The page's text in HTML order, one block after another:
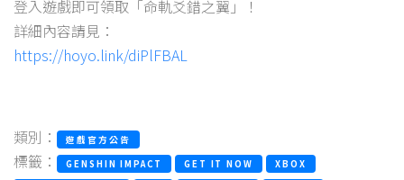
登入遊戲即可領取「命軌爻錯之翼」！
詳細內容請見：
https://hoyo.link/diPlFBAL
類別： 遊戲官方公告
標籤： GENSHIN IMPACT GET IT NOW
XBOX